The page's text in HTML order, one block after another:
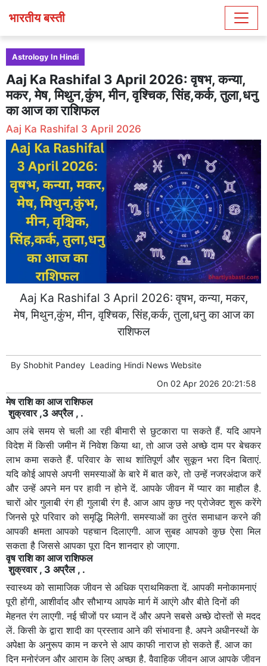
भारतीय बस्ती
Astrology In Hindi
Aaj Ka Rashifal 3 April 2026: वृषभ, कन्या,
मकर, मेष, मिथुन,कुंभ, मीन, वृश्चिक, सिंह,कर्क, तुला,धनु
का आज का राशिफल
Aaj Ka Rashifal 3 April 2026
Aaj Ka Rashifal 3 April 2026: वृषभ, कन्या, मकर,
मेष, मिथुन,कुंभ, मीन, वृश्चिक, सिंह,कर्क, तुला,धनु का आज का
राशिफल
By Shobhit Pandey Leading Hindi News Website
On 02 Apr 2026 20:21:58
मेष राशि का आज राशिफल
शुक्रवार ,3 अप्रैल , .
आप लंबे समय से चली आ रही बीमारी से छुटकारा पा सकते हैं. यदि आपने
विदेश में किसी जमीन में निवेश किया था, तो आज उसे अच्छे दाम पर बेचकर
लाभ कमा सकते हैं. परिवार के साथ शांतिपूर्ण और सुकून भरा दिन बिताएं.
यदि कोई आपसे अपनी समस्याओं के बारे में बात करे, तो उन्हें नजरअंदाज करें
और उन्हें अपने मन पर हावी न होने दें. आपके जीवन में प्यार का माहौल है.
चारों ओर गुलाबी रंग ही गुलाबी रंग है. आज आप कुछ नए प्रोजेक्ट शुरू करेंगे
जिनसे पूरे परिवार को समृद्धि मिलेगी. समस्याओं का तुरंत समाधान करने की
आपकी क्षमता आपको पहचान दिलाएगी. आज सुबह आपको कुछ ऐसा मिल
सकता है जिससे आपका पूरा दिन शानदार हो जाएगा.
वृष राशि का आज राशिफल
शुक्रवार , 3 अप्रैल , .
स्वास्थ्य को सामाजिक जीवन से अधिक प्राथमिकता दें. आपकी मनोकामनाएं
पूरी होंगी, आशीर्वाद और सौभाग्य आपके मार्ग में आएंगे और बीते दिनों की
मेहनत रंग लाएगी. नई चीजों पर ध्यान दें और अपने सबसे अच्छे दोस्तों से मदद
लें. किसी के द्वारा शादी का प्रस्ताव आने की संभावना है. अपने अधीनस्थों के
अपेक्षा के अनुरूप काम न करने से आप काफी नाराज हो सकते हैं. आज का
दिन मनोरंजन और आराम के लिए अच्छा है. वैवाहिक जीवन आज आपके जीवन